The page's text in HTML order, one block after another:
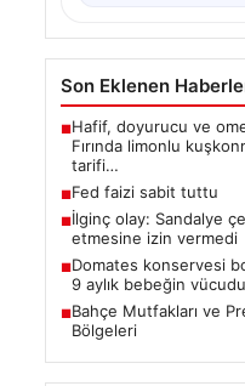
Son Eklenen
■Hafif, doyurucu ve
Fırında limonlu
tarifi…
■Fed faizi sabit tuttu
■İlginç olay: Sandalye
etmesine izin vermedi
■Domates konservesi
9 aylık bebeğin
■Bahçe Mutfakları ve
Bölgeleri